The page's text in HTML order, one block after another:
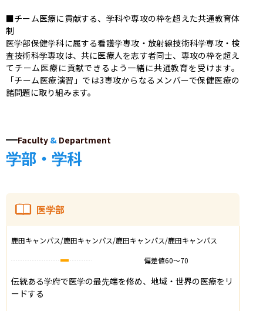
■チーム医療に貢献する、学科や専攻の枠を超えた共通教育体
制
医学部保健学科に属する看護学専攻・放射線技術科学専攻・検
査技術科学専攻は、共に医療人を志す者同士、専攻の枠を超え
てチーム医療に貢献できるよう一緒に共通教育を受けます。
「チーム医療演習」では3専攻からなるメンバーで保健医療の
諸問題に取り組みます。
Faculty & Department
学部・学科
医学部
鹿田キャンパス/鹿田キャンパス/鹿田キャンパス/鹿田キャンパス
偏差値60〜70
伝統ある学府で医学の最先端を修め、地域・世界の医療をリ
ードする